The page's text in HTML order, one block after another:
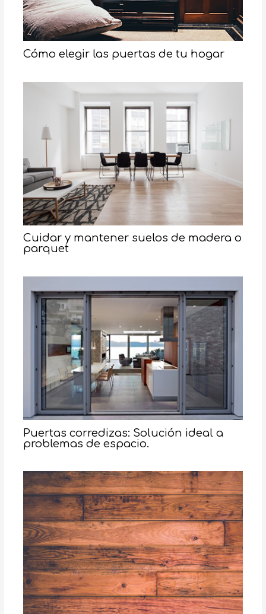
Cómo elegir las puertas de tu hogar
Cuidar y mantener suelos de madera o
parquet
Puertas corredizas: Solución ideal a
problemas de espacio.